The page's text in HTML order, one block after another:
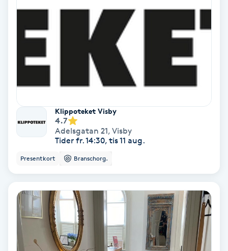
Ansiktsbehandling djuprengörande
Bambumassage
Barber
BIAB
Blowout
Klippoteket Visby
4.7
Adelsgatan 21, Visby
Tider fr. 14:30, tis 11 aug.
Presentkort Branschorg.